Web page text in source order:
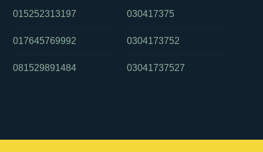
015252313197
017645769992
081529891484
030417375
0304173752
03041737527